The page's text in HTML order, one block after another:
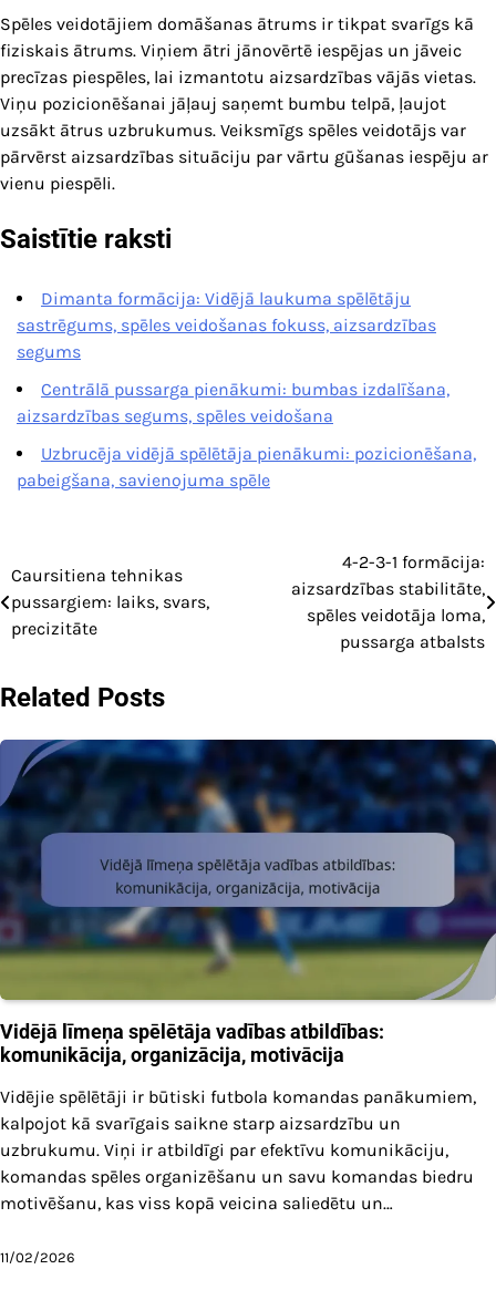
Spēles veidotājiem domāšanas ātrums ir tikpat svarīgs kā
fiziskais ātrums. Viņiem ātri jānovērtē iespējas un jāveic
precīzas piespēles, lai izmantotu aizsardzības vājās vietas.
Viņu pozicionēšanai jāļauj saņemt bumbu telpā, ļaujot
uzsākt ātrus uzbrukumus. Veiksmīgs spēles veidotājs var
pārvērst aizsardzības situāciju par vārtu gūšanas iespēju ar
vienu piespēli.
Saistītie raksti
Dimanta formācija: Vidējā laukuma spēlētāju
sastrēgums, spēles veidošanas fokuss, aizsardzības
segums
Centrālā pussarga pienākumi: bumbas izdalīšana,
aizsardzības segums, spēles veidošana
Uzbrucēja vidējā spēlētāja pienākumi: pozicionēšana,
pabeigšana, savienojuma spēle
Post
navigation
Caursitiena tehnikas
pussargiem: laiks, svars,
precizitāte
4-2-3-1 formācija:
aizsardzības stabilitāte,
spēles veidotāja loma,
pussarga atbalsts
Related Posts
Vidējā līmeņa spēlētāja vadības atbildības:
komunikācija, organizācija, motivācija
Vidējie spēlētāji ir būtiski futbola komandas panākumiem,
kalpojot kā svarīgais saikne starp aizsardzību un
uzbrukumu. Viņi ir atbildīgi par efektīvu komunikāciju,
komandas spēles organizēšanu un savu komandas biedru
motivēšanu, kas viss kopā veicina saliedētu un…
11/02/2026